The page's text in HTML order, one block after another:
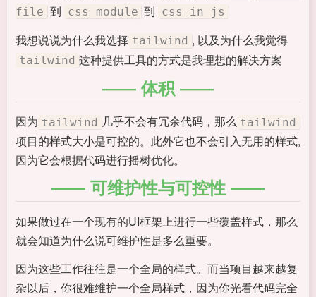
file 到 css module 到 css in js
我想说说为什么我选择 tailwind , 以及为什么我觉得
tailwind 这种提供工具的方式是我理想的解决方案
体积
因为 tailwind 几乎不会有冗余代码，那么 tailwind
项目的样式大小是可控的。此外它也不会引入无用的样式,
因为它会根据代码进行摇树优化。
可维护性与可控性
如果做过在一个现有的UI框架上进行一些覆盖样式，那么
就会知道为什么说可维护性是多么重要。
因为这些工作往往是一个全局的样式。而当项目越来越复
杂以后，你很难维护一个全局样式，因为你光看代码完全